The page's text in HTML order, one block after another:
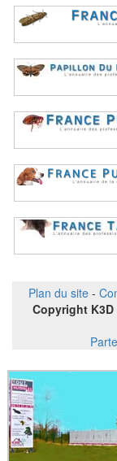
Plan du site -
Copyright K3D